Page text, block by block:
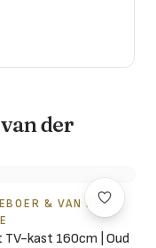
der
& VAN DER
TV-kast 160cm | Oud